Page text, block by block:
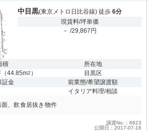
中目黒(東京メトロ日比谷線) 徒歩 6分
現賃料/坪単価
－ /29,867円
積
（44.85m2 ）
所在地
目黒区
証金
前業態/希望譲渡額
イタリア料理/相談
、飲食居抜き物件
譲渡No.：6623
公開日：2017-07-18